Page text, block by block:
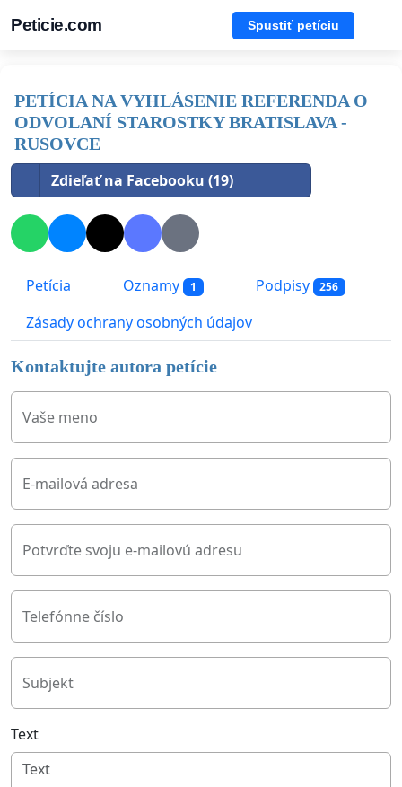
Peticie.com Spustiť petíciu
PETÍCIA NA VYHLÁSENIE REFERENDA O
ODVOLANÍ STAROSTKY BRATISLAVA -
RUSOVCE
Zdieľať na Facebooku (19)
Petícia Oznamy 1 Podpisy 256
Zásady ochrany osobných údajov
Kontaktujte autora petície
Vaše meno
E-mailová adresa
Potvrďte svoju e-mailovú adresu
Telefónne číslo
Subjekt
Text